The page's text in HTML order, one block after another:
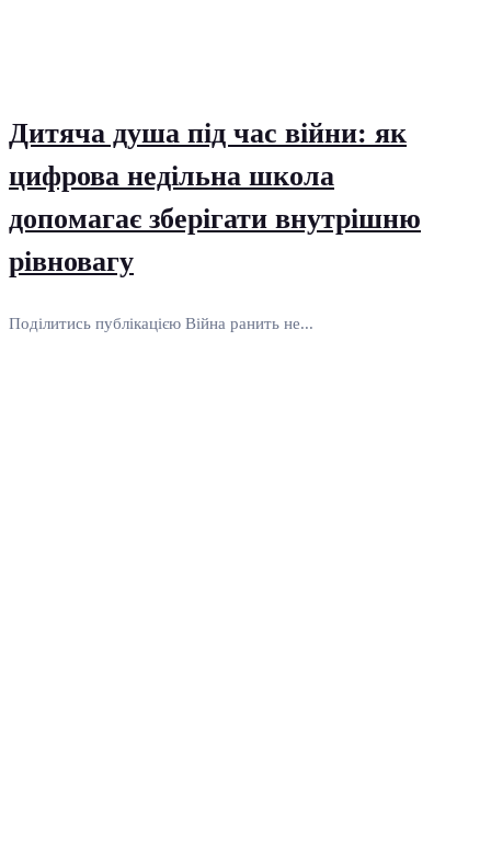
Дитяча душа під час війни: як
цифрова недільна школа
допомагає зберігати внутрішню
рівновагу
Поділитись публікацією Війна ранить не...